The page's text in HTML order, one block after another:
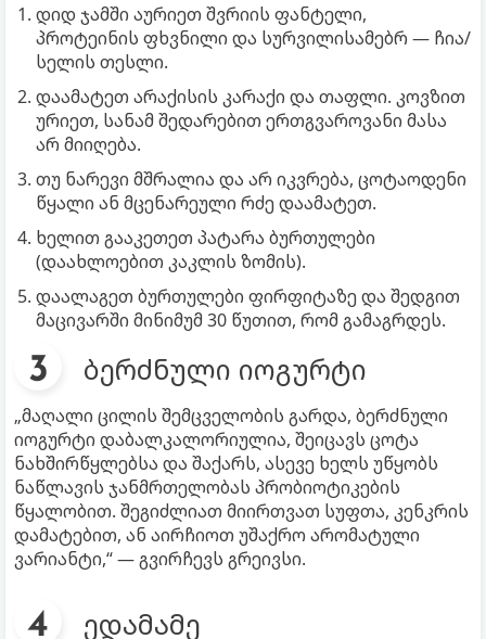
დიდ ჯამში აურიეთ შვრიის ფანტელი,
პროტეინის ფხვნილი და სურვილისამებრ — ჩია/
სელის თესლი.
დაამატეთ არაქისის კარაქი და თაფლი. კოვზით
ურიეთ, სანამ შედარებით ერთგვაროვანი მასა
არ მიიღება.
თუ ნარევი მშრალია და არ იკვრება, ცოტაოდენი
წყალი ან მცენარეული რძე დაამატეთ.
ხელით გააკეთეთ პატარა ბურთულები
(დაახლოებით კაკლის ზომის).
დაალაგეთ ბურთულები ფირფიტაზე და შედგით
მაცივარში მინიმუმ 30 წუთით, რომ გამაგრდეს.
ბერძნული იოგურტი
„მაღალი ცილის შემცველობის გარდა, ბერძნული
იოგურტი დაბალკალორიულია, შეიცავს ცოტა
ნახშირწყლებსა და შაქარს, ასევე ხელს უწყობს
ნაწლავის ჯანმრთელობას პრობიოტიკების
წყალობით. შეგიძლიათ მიირთვათ სუფთა, კენკრის
დამატებით, ან აირჩიოთ უშაქრო არომატული
ვარიანტი,“ — გვირჩევს გრეივსი.
ედამამე